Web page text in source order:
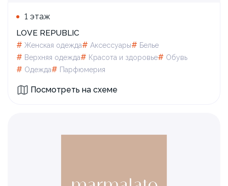
1 этаж
LOVE REPUBLIC
# Женская одежда# Аксессуары# Белье
# Верхняя одежда# Красота и здоровье# Обувь
# Одежда# Парфюмерия
Посмотреть на схеме